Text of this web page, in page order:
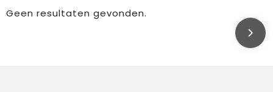
Geen resultaten gevonden.